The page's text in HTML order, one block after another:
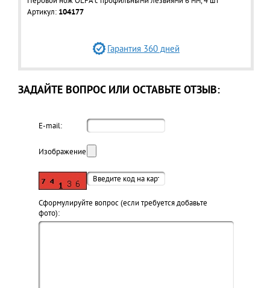
Артикул: 104177
Гарантия 360 дней
ЗАДАЙТЕ ВОПРОС ИЛИ ОСТАВЬТЕ ОТЗЫВ:
E-mail:
Изображение:
Cформулируйте вопрос (если требуется добавьте
фото):